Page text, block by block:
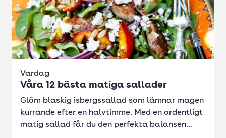
Vardag
Våra 12 bästa matiga sallader
Glöm blaskig isbergssallad som lämnar magen
kurrande efter en halvtimme. Med en ordentligt
matig sallad får du den perfekta balansen...